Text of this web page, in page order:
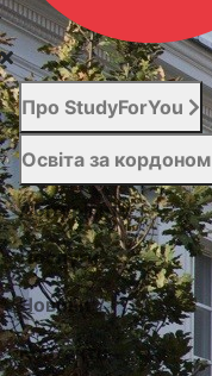
Про StudyForYou
Освіта за кордоном
Абітурієнту
Послуги
Новини
Контакти